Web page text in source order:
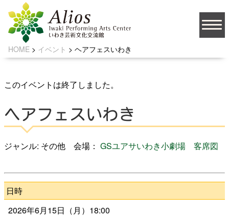
大
背景の色
HOME > イベント > ヘアフェスいわき
このイベントは終了しました。
ヘアフェスいわき
ジャンル: その他 会場： GSユアサいわき小劇場 客席図
日時
2026年6月15日（月）18:00